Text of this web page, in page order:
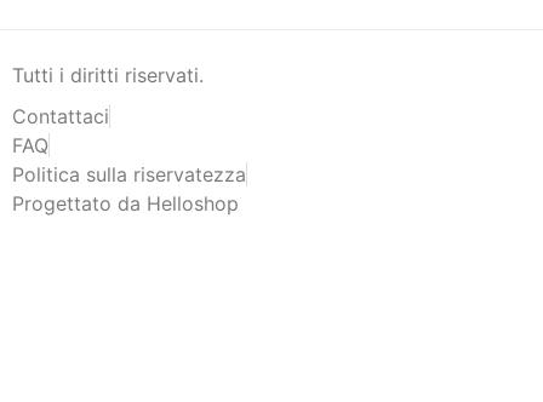
Tutti i diritti riservati.
Contattaci
FAQ
Politica sulla riservatezza
Progettato da Helloshop